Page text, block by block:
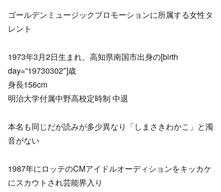
ゴールデンミュージックプロモーションに所属する女性タ
レント
1973年3月2日生まれ、高知県南国市出身の[birth
day=”19730302″]歳
身長156cm
明治大学付属中野高校定時制 中退
本名も同じだが読みが多少異なり「しまさきわかこ」と濁
音がない
1987年にロッテのCMアイドルオーディションをキッカケ
にスカウトされ芸能界入り